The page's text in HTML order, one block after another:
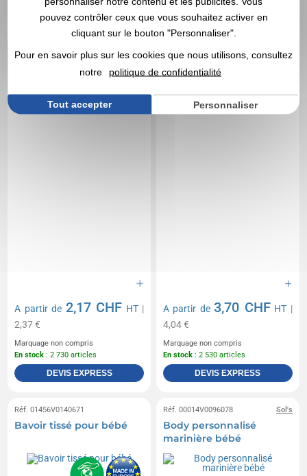
Réf. 01640V0157740
BABY L/S - T-shirt
manches longues
A partir de 2,17 CHF HT|
2,37 €
Marquage non compris
En stock : 2 730 articles
DEVIS EXPRESS
Réf. 00015V0075902
Bavoir Bébé publicitaire
A partir de3,70 CHF HT |
4,04 €
Marquage non compris
En stock : 2 530 articles
DEVIS EXPRESS
Réf. 01456V0140671
Bavoir tissé pour bébé
Sol's
Réf. 00014V0096078
Body personnalisé
marinière bébé
pouvez contrôler ceux que vous souhaitez activer en
cliquant sur le bouton "Personnaliser".
Pour en savoir plus sur les cookies que nous utilisons, consultez
notre
politique de confidentialité
Tout accepter Personnaliser